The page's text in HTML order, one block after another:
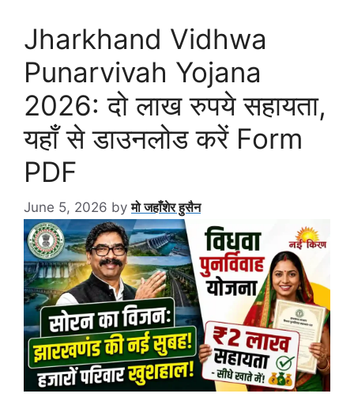
Jharkhand Vidhwa
Punarvivah Yojana
2026: दो लाख रुपये सहायता,
यहाँ से डाउनलोड करें Form
PDF
June 5, 2026 byमो जहाँशेर हुसैन